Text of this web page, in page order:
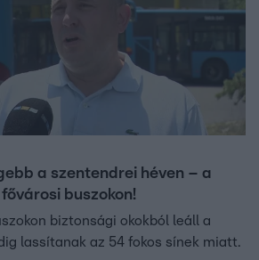
a szentendrei héven – a
buszokon!
biztonsági okokból leáll a
lassítanak az 54 fokos sínek miatt.